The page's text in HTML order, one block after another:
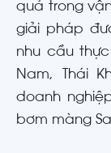
quả trong
giải pháp
nhu cầu
Nam, Thái
doanh
bơm màng